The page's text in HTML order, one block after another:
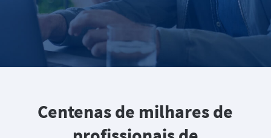
Centenas de milhares de